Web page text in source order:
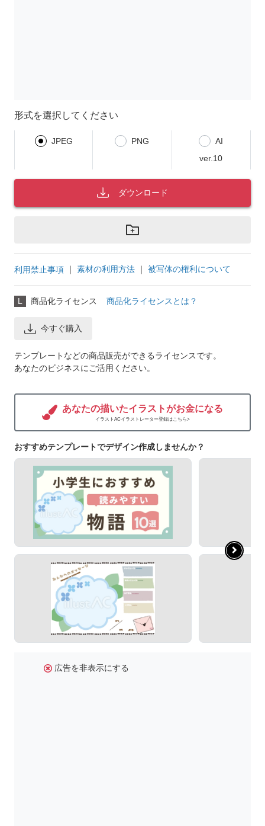
形式を選択してください
JPEG PNG
AI
ver.10
ダウンロード
利用禁止事項 ｜ 素材の利用方法 ｜ 被写体の権利について
L 商品化ライセンス 商品化ライセンスとは？
今すぐ購入
テンプレートなどの商品販売ができるライセンスです。
あなたのビジネスにご活用ください。
あなたの描いたイラストがお金になる
イラストACイラストレーター登録はこちら>
おすすめテンプレートでデザイン作成しませんか？
広告を非表示にする